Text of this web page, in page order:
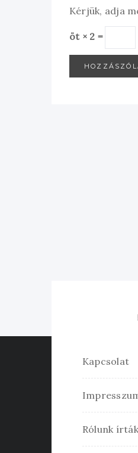
Kérjük, adja
öt × 2 =
Kapcsolat
Rólunk írták